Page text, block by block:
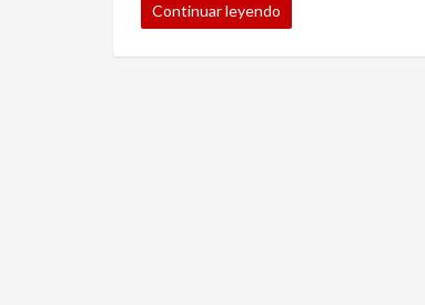
Continuar leyendo